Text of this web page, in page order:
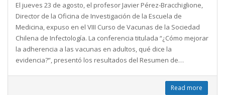
El jueves 23 de agosto, el profesor Javier Pérez-Bracchiglione,
Director de la Oficina de Investigación de la Escuela de
Medicina, expuso en el VIII Curso de Vacunas de la Sociedad
Chilena de Infectología. La conferencia titulada “¿Cómo mejorar
la adherencia a las vacunas en adultos, qué dice la
evidencia?”, presentó los resultados del Resumen de…
Read more